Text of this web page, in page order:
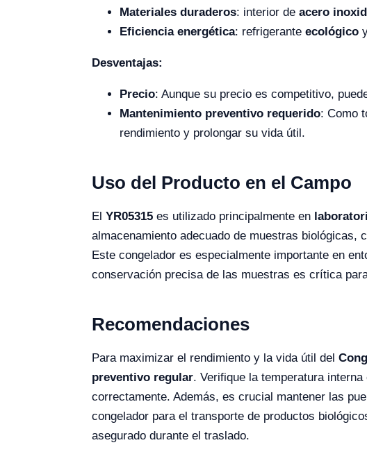
Materiales duraderos: interior de acero
Eficiencia energética: refrigerante ecológico
Desventajas:
Precio: Aunque su precio es competitivo,
Mantenimiento preventivo requerido: Como
rendimiento y prolongar su vida útil.
Uso del Producto en el Campo
El YR05315 es utilizado principalmente en
almacenamiento adecuado de muestras biológicas,
Este congelador es especialmente importante en
conservación precisa de las muestras es crítica
Recomendaciones
Para maximizar el rendimiento y la vida útil del
preventivo regular. Verifique la temperatura
correctamente. Además, es crucial mantener las
congelador para el transporte de productos
asegurado durante el traslado.